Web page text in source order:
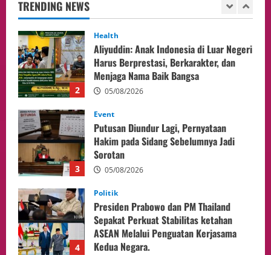
TRENDING NEWS
2
3
Event
Putusan Diundur Lagi, Pernyataan
Hakim pada Sidang Sebelumnya Jadi
Sorotan
05/08/2026
4
Politik
Presiden Prabowo dan PM Thailand
Sepakat Perkuat Stabilitas ketahan
ASEAN Melalui Penguatan Kerjasama
Kedua Negara.
5
Event
MA Tegaskan Sinergi dengan KY Harus
Jaga Integritas Peradilan Tanpa Ganggu
Independensi Hakim
04/08/2026